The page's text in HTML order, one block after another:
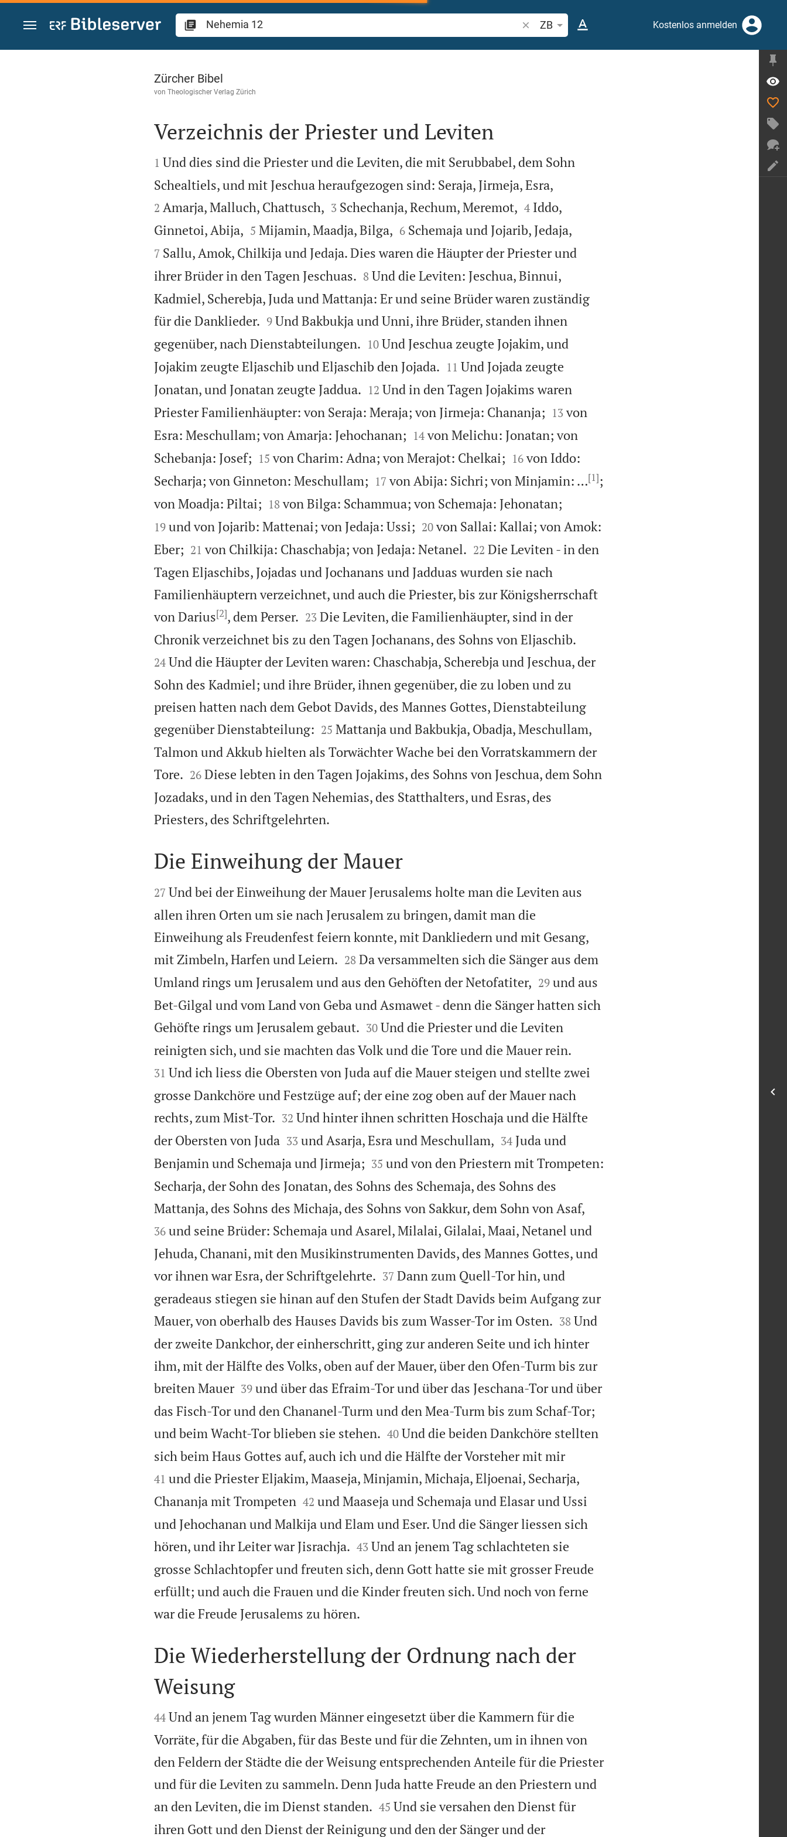
Zum Inhalt springen
Bibelstelle oder Begriff suchen
ZB Kostenlos anmelden
Nehemia 12
Zürcher Bibel
von Theologischer Verlag Zürich

Verzeichnis der Priester und Leviten

1 Und dies sind die Priester und die Leviten, die mit Serubbabel, dem Sohn
Schealtiels, und mit Jeschua heraufgezogen sind: Seraja, Jirmeja, Esra,
2 Amarja, Malluch, Chattusch,
3 Schechanja, Rechum, Meremot,
4 Iddo,
Ginnetoi, Abija,
5 Mijamin, Maadja, Bilga,
6 Schemaja und Jojarib, Jedaja,
7 Sallu, Amok, Chilkija und Jedaja. Dies waren die Häupter der Priester und
ihrer Brüder in den Tagen Jeschuas.
8 Und die Leviten: Jeschua, Binnui,
Kadmiel, Scherebja, Juda und Mattanja: Er und seine Brüder waren zuständig
für die Danklieder.
9 Und Bakbukja und Unni, ihre Brüder, standen ihnen
gegenüber, nach Dienstabteilungen.
10 Und Jeschua zeugte Jojakim, und
Jojakim zeugte Eljaschib und Eljaschib den Jojada.
11 Und Jojada zeugte
Jonatan, und Jonatan zeugte Jaddua.
12 Und in den Tagen Jojakims waren
Priester Familienhäupter: von Seraja: Meraja; von Jirmeja: Chananja;
13 von
Esra: Meschullam; von Amarja: Jehochanan;
14 von Melichu: Jonatan; von
Schebanja: Josef;
15 von Charim: Adna; von Merajot: Chelkai;
16 von Iddo:
Secharja; von Ginneton: Meschullam;
17 von Abija: Sichri; von Minjamin: …[1];
von Moadja: Piltai;
18 von Bilga: Schammua; von Schemaja: Jehonatan;
19 und von Jojarib: Mattenai; von Jedaja: Ussi;
20 von Sallai: Kallai; von Amok:
Eber;
21 von Chilkija: Chaschabja; von Jedaja: Netanel.
22 Die Leviten - in den
Tagen Eljaschibs, Jojadas und Jochanans und Jadduas wurden sie nach
Familienhäuptern verzeichnet, und auch die Priester, bis zur Königsherrschaft
von Darius[2], dem Perser.
23 Die Leviten, die Familienhäupter, sind in der
Chronik verzeichnet bis zu den Tagen Jochanans, des Sohns von Eljaschib.
24 Und die Häupter der Leviten waren: Chaschabja, Scherebja und Jeschua, der
Sohn des Kadmiel; und ihre Brüder, ihnen gegenüber, die zu loben und zu
preisen hatten nach dem Gebot Davids, des Mannes Gottes, Dienstabteilung
gegenüber Dienstabteilung:
25 Mattanja und Bakbukja, Obadja, Meschullam,
Talmon und Akkub hielten als Torwächter Wache bei den Vorratskammern der
Tore.
26 Diese lebten in den Tagen Jojakims, des Sohns von Jeschua, dem Sohn
Jozadaks, und in den Tagen Nehemias, des Statthalters, und Esras, des
Priesters, des Schriftgelehrten.

Die Einweihung der Mauer

27 Und bei der Einweihung der Mauer Jerusalems holte man die Leviten aus
allen ihren Orten um sie nach Jerusalem zu bringen, damit man die
Einweihung als Freudenfest feiern konnte, mit Dankliedern und mit Gesang,
mit Zimbeln, Harfen und Leiern.
28 Da versammelten sich die Sänger aus dem
Umland rings um Jerusalem und aus den Gehöften der Netofatiter, 

29 und aus
Bet-Gilgal und vom Land von Geba und Asmawet - denn die Sänger hatten sich
Gehöfte rings um Jerusalem gebaut.
30 Und die Priester und die Leviten
reinigten sich, und sie machten das Volk und die Tore und die Mauer rein.
31 Und ich liess die Obersten von Juda auf die Mauer steigen und stellte zwei
grosse Dankchöre und Festzüge auf; der eine zog oben auf der Mauer nach
rechts, zum Mist-Tor.
32 Und hinter ihnen schritten Hoschaja und die Hälfte
der Obersten von Juda
33 und Asarja, Esra und Meschullam, 

34 Juda und
Benjamin und Schemaja und Jirmeja;
35 und von den Priestern mit Trompeten:
Secharja, der Sohn des Jonatan, des Sohns des Schemaja, des Sohns des
Mattanja, des Sohns des Michaja, des Sohns von Sakkur, dem Sohn von Asaf,
36 und seine Brüder: Schemaja und Asarel, Milalai, Gilalai, Maai, Netanel und
Jehuda, Chanani, mit den Musikinstrumenten Davids, des Mannes Gottes, und
vor ihnen war Esra, der Schriftgelehrte.
37 Dann zum Quell-Tor hin, und
geradeaus stiegen sie hinan auf den Stufen der Stadt Davids beim Aufgang zur
Mauer, von oberhalb des Hauses Davids bis zum Wasser-Tor im Osten.
38 Und
der zweite Dankchor, der einherschritt, ging zur anderen Seite und ich hinter
ihm, mit der Hälfte des Volks, oben auf der Mauer, über den Ofen-Turm bis zur
breiten Mauer
39 und über das Efraim-Tor und über das Jeschana-Tor und über
das Fisch-Tor und den Chananel-Turm und den Mea-Turm bis zum Schaf-Tor;
und beim Wacht-Tor blieben sie stehen.
40 Und die beiden Dankchöre stellten
sich beim Haus Gottes auf, auch ich und die Hälfte der Vorsteher mit mir
41 und die Priester Eljakim, Maaseja, Minjamin, Michaja, Eljoenai, Secharja,
Chananja mit Trompeten
42 und Maaseja und Schemaja und Elasar und Ussi
und Jehochanan und Malkija und Elam und Eser. Und die Sänger liessen sich
hören, und ihr Leiter war Jisrachja.
43 Und an jenem Tag schlachteten sie
grosse Schlachtopfer und freuten sich, denn Gott hatte sie mit grosser Freude
erfüllt; und auch die Frauen und die Kinder freuten sich. Und noch von ferne
war die Freude Jerusalems zu hören.

Die Wiederherstellung der Ordnung nach der
Weisung

44 Und an jenem Tag wurden Männer eingesetzt über die Kammern für die
Vorräte, für die Abgaben, für das Beste und für die Zehnten, um in ihnen von
den Feldern der Städte die der Weisung entsprechenden Anteile für die Priester
und für die Leviten zu sammeln. Denn Juda hatte Freude an den Priestern und
an den Leviten, die im Dienst standen.
45 Und sie versahen den Dienst für
ihren Gott und den Dienst der Reinigung und den der Sänger und der